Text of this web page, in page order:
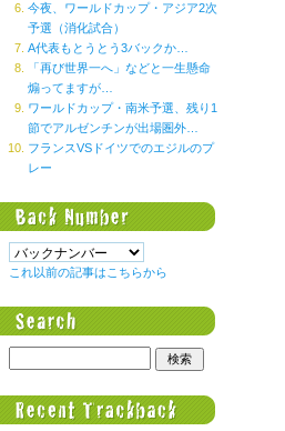
今夜、ワールドカップ・アジア2次
予選（消化試合）
A代表もとうとう3バックか…
「再び世界一へ」などと一生懸命
煽ってますが…
ワールドカップ・南米予選、残り1
節でアルゼンチンが出場圏外…
フランスVSドイツでのエジルのプ
レー
これ以前の記事はこちらから